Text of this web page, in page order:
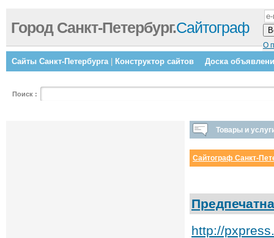
О
Город Санкт-Петербург.Сайтограф
Сайты Санкт-Петербурга| Конструктор сайтов Доска
Поиск :
Товары и
Сайтограф Санкт-
http://